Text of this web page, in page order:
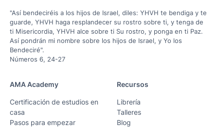
"Así bendeciréis a los hijos de Israel, diles: YHVH te bendiga y te
guarde, YHVH haga resplandecer su rostro sobre ti, y tenga de
ti Misericordia, YHVH alce sobre ti Su rostro, y ponga en ti Paz.
Así pondrán mi nombre sobre los hijos de Israel, y Yo los
Bendeciré".
Números 6, 24-27
AMA Academy
Certificación de estudios en
casa
Pasos para empezar
Recursos
Librería
Talleres
Blog